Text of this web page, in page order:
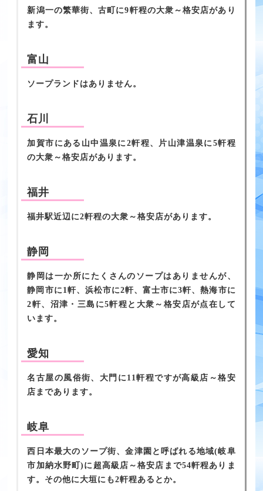
新潟一の繁華街、古町に9軒程の大衆～格安店があり
ます。
富山
ソープランドはありません。
石川
加賀市にある山中温泉に2軒程、片山津温泉に5軒程
の大衆～格安店があります。
福井
福井駅近辺に2軒程の大衆～格安店があります。
静岡
静岡は一か所にたくさんのソープはありませんが、
静岡市に1軒、浜松市に2軒、富士市に3軒、熱海市に
2軒、沼津・三島に5軒程と大衆～格安店が点在して
います。
愛知
名古屋の風俗街、大門に11軒程ですが高級店～格安
店まであります。
岐阜
西日本最大のソープ街、金津園と呼ばれる地域(岐阜
市加納水野町)に超高級店～格安店まで54軒程ありま
す。その他に大垣にも2軒程あるとか。